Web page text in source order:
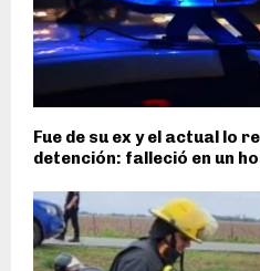
Fue de su ex y el actual lo
detención: falleció en un